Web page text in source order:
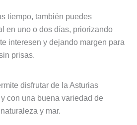
tiempo, también puedes
en uno o dos días, priorizando
interesen y dejando margen para
prisas.
disfrutar de la Asturias
con una buena variedad de
y mar.